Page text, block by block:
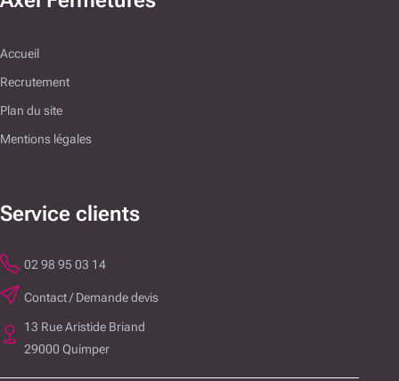
Accueil
Recrutement
Plan du site
Mentions légales
Service clients
02 98 95 03 14
Contact / Demande devis
13 Rue Aristide Briand
29000 Quimper